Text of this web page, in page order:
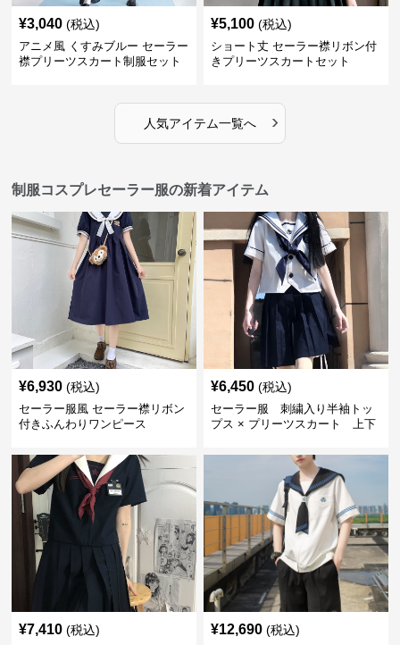
¥3,040 (税込)
アニメ風 くすみブルー セーラー
襟プリーツスカート制服セット
¥5,100 (税込)
ショート丈 セーラー襟リボン付
きプリーツスカートセット
人気アイテム一覧へ ›
制服コスプレセーラー服の新着アイテム
¥6,930 (税込)
セーラー服風 セーラー襟リボン
付きふんわりワンピース
¥6,450 (税込)
セーラー服 刺繍入り半袖トッ
プス × プリーツスカート 上下
¥7,410 (税込) ¥12,690 (税込)